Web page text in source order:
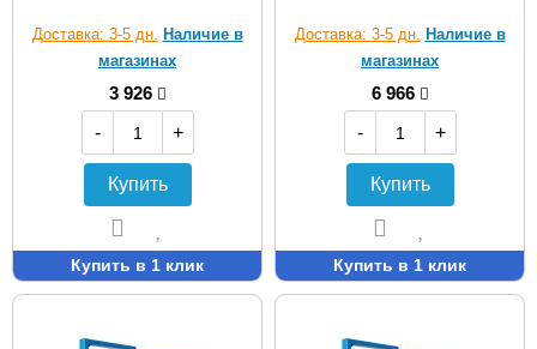
Доставка: 3-5 дн. Наличие в
магазинах
3 926
-
+
Купить
Купить в 1 клик
Доставка: 3-5 дн. Наличие в
магазинах
6 966
-
+
Купить
Купить в 1 клик